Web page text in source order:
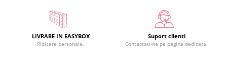
LIVRARE IN EASYBOX
Ridicare personala.
Suport clienti
Contactati-ne pe pagina dedicata.